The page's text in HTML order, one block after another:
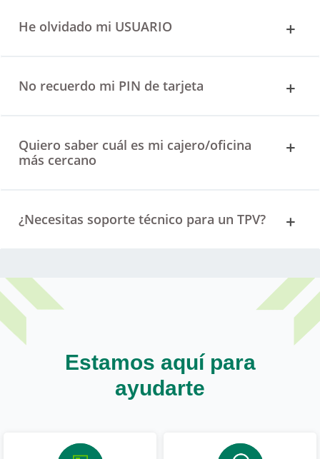
He olvidado mi USUARIO
No recuerdo mi PIN de tarjeta
Quiero saber cuál es mi cajero/oficina
más cercano
¿Necesitas soporte técnico para un TPV?
Estamos aquí para
ayudarte